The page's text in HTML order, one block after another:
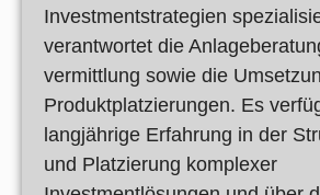
Investmentstrategien
verantwortet die
vermittlung sowie die
Produktplatzierungen. Es
langjährige Erfahrung in der
und Platzierung komplexer